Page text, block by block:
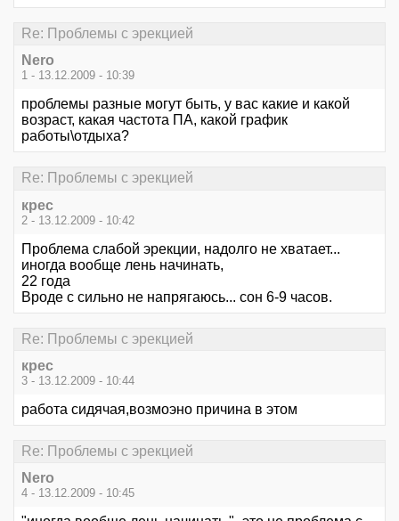
Re: Проблемы с эрекцией
Nero
1 - 13.12.2009 - 10:39
проблемы разные могут быть, у вас какие и какой
возраст, какая частота ПА, какой график
работы\отдыха?
Re: Проблемы с эрекцией
крес
2 - 13.12.2009 - 10:42
Проблема слабой эрекции, надолго не хватает...
иногда вообще лень начинать,
22 года
Вроде с сильно не напрягаюсь... сон 6-9 часов.
Re: Проблемы с эрекцией
крес
3 - 13.12.2009 - 10:44
работа сидячая,возмоэно причина в этом
Re: Проблемы с эрекцией
Nero
4 - 13.12.2009 - 10:45